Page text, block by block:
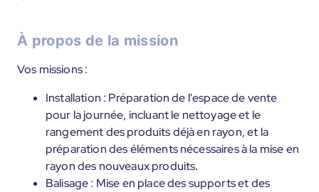
À propos de la mission
Vos missions :
Installation : Préparation de l'espace de vente
pour la journée, incluant le nettoyage et le
rangement des produits déjà en rayon, et la
préparation des éléments nécessaires à la mise en
rayon des nouveaux produits.
Balisage : Mise en place des supports et des